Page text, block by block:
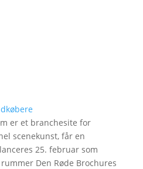
er et branchesite for
scenekunst, får en
25. februar som
Den Røde Brochures